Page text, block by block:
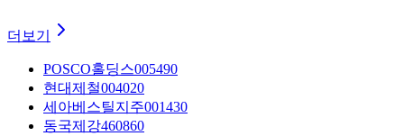
더보기
POSCO홀딩스005490
현대제철004020
세아베스틸지주001430
동국제강460860